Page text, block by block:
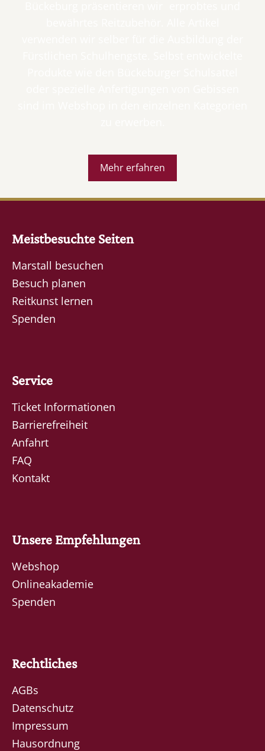
Mehr erfahren
Meistbesuchte Seiten
Marstall besuchen
Besuch planen
Reitkunst lernen
Spenden
Service
Ticket Informationen
Barrierefreiheit
Anfahrt
FAQ
Kontakt
Unsere Empfehlungen
Webshop
Onlineakademie
Spenden
Rechtliches
AGBs
Datenschutz
Impressum
Hausordnung